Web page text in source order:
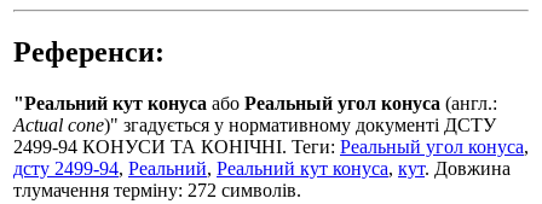
Референси:
"Реальний кут конуса або Реальный угол конуса (англ.:
Actual cone)" згадується у нормативному документі ДСТУ
2499-94 КОНУСИ ТА КОНІЧНІ. Теги: Реальный угол конуса,
дсту 2499-94, Реальний, Реальний кут конуса, кут. Довжина
тлумачення терміну: 272 символів.